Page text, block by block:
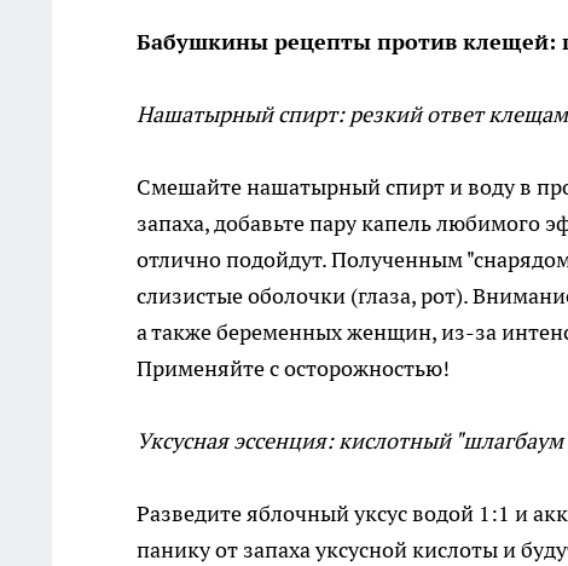
Бабушкины рецепты против клещей:
Нашатырный спирт: резкий ответ клещам
Смешайте нашатырный спирт и воду в
запаха, добавьте пару капель любимого
отлично подойдут. Полученным
слизистые оболочки (глаза, рот).
а также беременных женщин, из-за
Применяйте с осторожностью!
Уксусная эссенция: кислотный
Разведите яблочный уксус водой 1:1 и
панику от запаха уксусной кислоты и